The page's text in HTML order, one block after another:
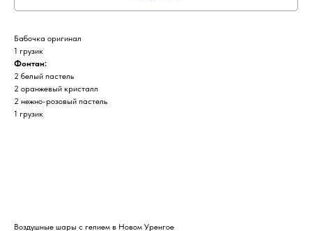
Бабочка оригинал
1 грузик
Фонтан:
2 белый пастель
2 оранжевый кристалл
2 нежно-розовый пастель
1 грузик
Воздушные шары с гелием в Новом Уренгое